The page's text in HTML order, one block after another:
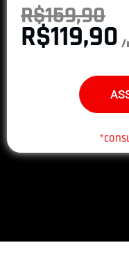
R$159,90
R$119,90 /